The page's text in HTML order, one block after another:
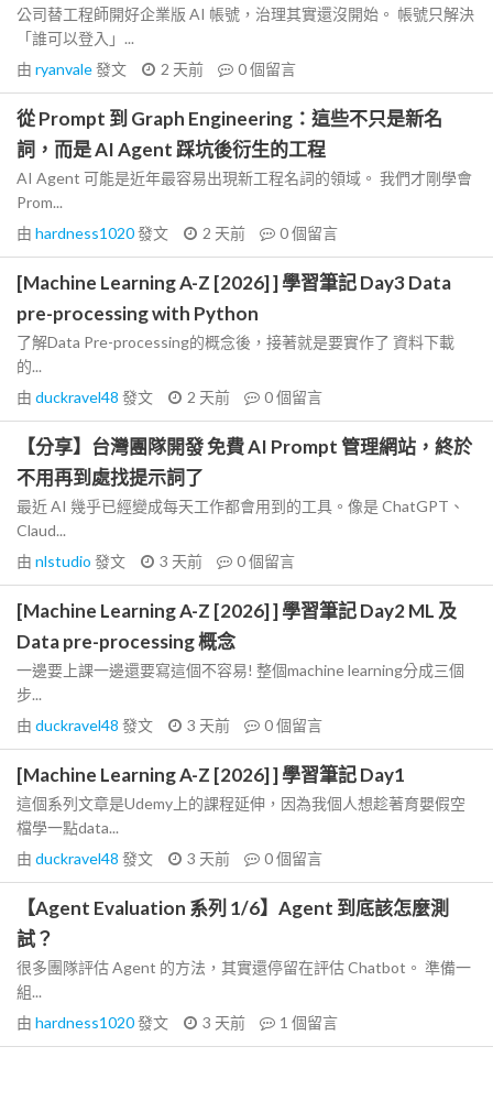
公司替工程師開好企業版 AI 帳號，治理其實還沒開始。 帳號只解決
「誰可以登入」...
由 ryanvale發文 2 天前 0個留言
從 Prompt 到 Graph Engineering：這些不只是新名
詞，而是 AI Agent 踩坑後衍生的工程
AI Agent 可能是近年最容易出現新工程名詞的領域。 我們才剛學會
Prom...
由 hardness1020發文 2 天前 0個留言
[Machine Learning A-Z [2026] ] 學習筆記 Day3 Data
pre-processing with Python
了解Data Pre-processing的概念後，接著就是要實作了 資料下載
的...
由 duckravel48 發文 2 天前 0個留言
【分享】台灣團隊開發 免費 AI Prompt 管理網站，終於
不用再到處找提示詞了
最近 AI 幾乎已經變成每天工作都會用到的工具。像是 ChatGPT、
Claud...
由 nlstudio 發文 3 天前 0個留言
[Machine Learning A-Z [2026] ] 學習筆記 Day2 ML 及
Data pre-processing 概念
一邊要上課一邊還要寫這個不容易! 整個machine learning分成三個
步...
由 duckravel48 發文 3 天前 0個留言
[Machine Learning A-Z [2026] ] 學習筆記 Day1
這個系列文章是Udemy上的課程延伸，因為我個人想趁著育嬰假空
檔學一點data...
由 duckravel48 發文 3 天前 0個留言
【Agent Evaluation 系列 1/6】Agent 到底該怎麼測
試？
很多團隊評估 Agent 的方法，其實還停留在評估 Chatbot。 準備一
組...
由 hardness1020發文 3 天前 1 個留言